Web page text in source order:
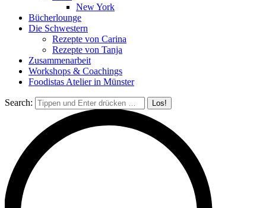
New York
Bücherlounge
Die Schwestern
Rezepte von Carina
Rezepte von Tanja
Zusammenarbeit
Workshops & Coachings
Foodistas Atelier in Münster
Search: